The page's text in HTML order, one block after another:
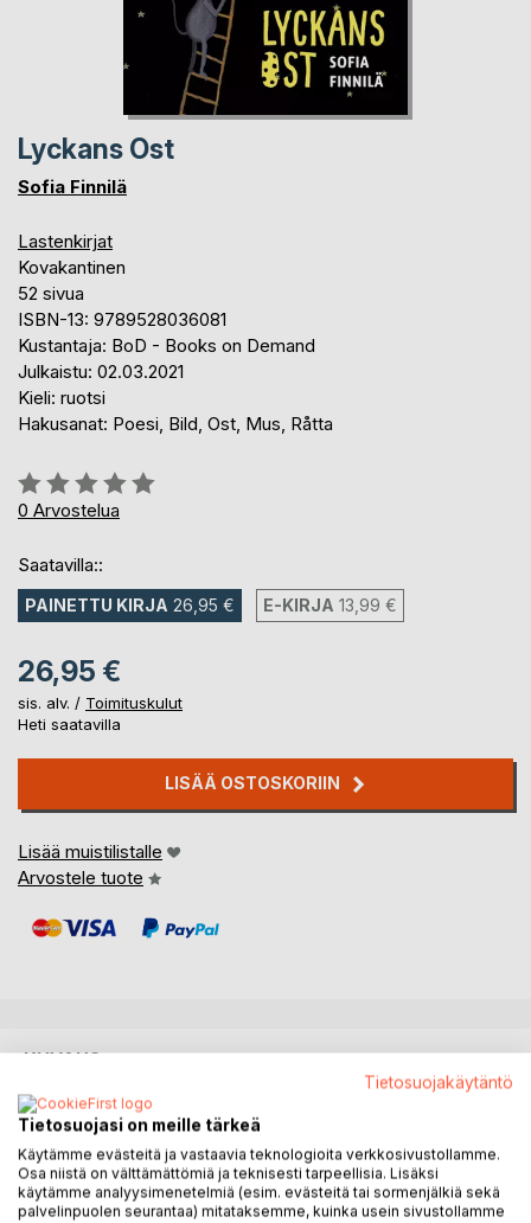
Lyckans Ost
Sofia Finnilä
Lastenkirjat
Kovakantinen
52 sivua
ISBN-13: 9789528036081
Kustantaja: BoD - Books on Demand
Julkaistu: 02.03.2021
Kieli: ruotsi
Hakusanat: Poesi, Bild, Ost, Mus, Råtta
Arvostelu::
0%
0 Arvostelua
Saatavilla::
PAINETTU KIRJA 26,95 € E-KIRJA 13,99 €
26,95 €
sis. alv. / Toimituskulut
Heti saatavilla
LISÄÄ OSTOSKORIIN
Lisää muistilistalle
Arvostele tuote
KUVAUS
Lyckans ost är en bok för alla
ostvänner,
gnagarvänner,
varje kotte som du känner
Tietosuojakäytäntö
Tietosuojasi on meille tärkeä
Käytämme evästeitä ja vastaavia teknologioita verkkosivustollamme.
Osa niistä on välttämättömiä ja teknisesti tarpeellisia. Lisäksi
käytämme analyysimenetelmiä (esim. evästeitä tai sormenjälkiä sekä
palvelinpuolen seurantaa) mitataksemme, kuinka usein sivustollamme